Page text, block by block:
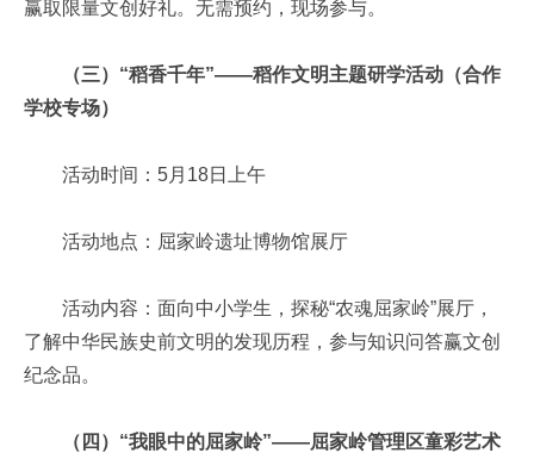
赢取限量文创好礼。无需预约，现场参与。
（三）“稻香千年”——稻作文明主题研学活动（合作
学校专场）
活动时间：5月18日上午
活动地点：屈家岭遗址博物馆展厅
活动内容：面向中小学生，探秘“农魂屈家岭”展厅，
了解中华民族史前文明的发现历程，参与知识问答赢文创
纪念品。
（四）“我眼中的屈家岭”——屈家岭管理区童彩艺术